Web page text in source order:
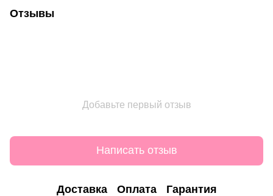
Отзывы
Добавьте первый отзыв
Написать отзыв
Доставка Оплата Гарантия